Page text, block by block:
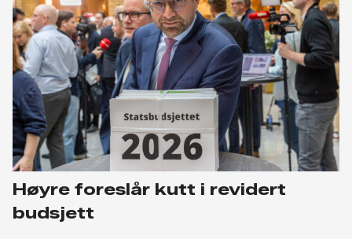
Høyre foreslår kutt i revidert
budsjett